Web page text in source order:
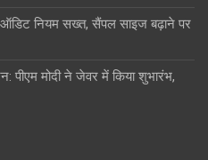
नियम सख्त, सैंपल साइज बढ़ाने पर
पीएम मोदी ने जेवर में किया शुभारंभ,